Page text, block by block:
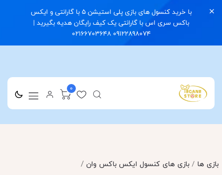
با خرید کنسول های بازی پلی استیشن 5 با گارانتی و ایکس
باکس سری اس با گارانتی یک کیف رایگان هدیه بگیرید |
09122898074 02166703648
0
بازی ها / بازی های کنسول ایکس باکس وان /